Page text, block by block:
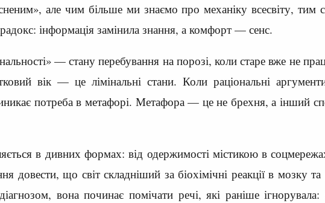
але чим більше ми знаємо про механіку всесвіту, тим
інформація замінила знання, а комфорт — сенс.
— стану перебування на порозі, коли старе вже не
вік — це лімінальні стани. Коли раціональні
потреба в метафорі. Метафора — це не брехня, а інший
в дивних формах: від одержимості містикою в
довести, що світ складніший за біохімічні реакції в мозку
вона починає помічати речі, які раніше